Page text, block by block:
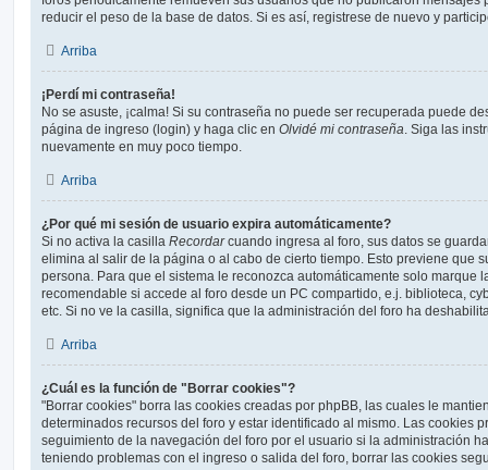
reducir el peso de la base de datos. Si es así, registrese de nuevo y
Arriba
¡Perdí mi contraseña!
No se asuste, ¡calma! Si su contraseña no puede ser recuperada puede
página de ingreso (login) y haga clic en Olvidé mi contraseña . Siga las
nuevamente en muy poco tiempo.
Arriba
¿Por qué mi sesión de usuario expira automáticamente?
Si no activa la casilla Recordarcuando ingresa al foro, sus datos se
elimina al salir de la página o al cabo de cierto tiempo. Esto previene que
persona. Para que el sistema le reconozca automáticamente solo marque
recomendable si accede al foro desde un PC compartido, e.j. biblioteca,
etc. Si no ve la casilla, significa que la administración del foro ha
Arriba
¿Cuál es la función de "Borrar cookies"?
"Borrar cookies" borra las cookies creadas por phpBB, las cuales le
determinados recursos del foro y estar identificado al mismo. Las cookies
seguimiento de la navegación del foro por el usuario si la administración
teniendo problemas con el ingreso o salida del foro, borrar las cookies